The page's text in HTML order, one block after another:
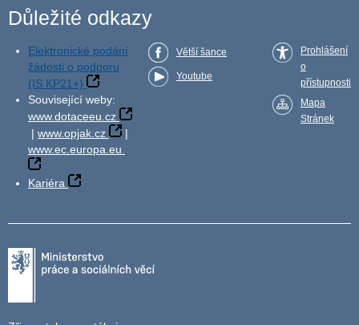
Důležité odkazy
Elektronické podání
žádosti o podporu
(IS KP21+)
Související weby:
www.dotaceeu.cz
| www.opjak.cz
|
www.ec.europa.eu
Kariéra
Větší šance
Youtube
Prohlášení
o
přístupnosti
Mapa
Stránek